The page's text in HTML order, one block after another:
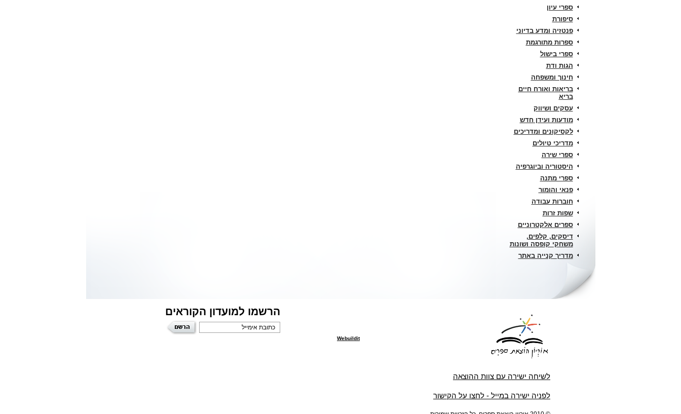
ספרי עיון
סיפורת
פנטזיה ומדע בדיוני
ספרות מתורגמת
ספרי בישול
הגות ודת
חינוך ומשפחה
בריאות ואורח חיים
בריא
עסקים ושיווק
מודעות ועידן חדש
לקסיקונים ומדריכים
מדריכי טיולים
ספרי שירה
היסטוריה וביוגרפיה
ספרי מתנה
פנאי והומור
חוברות עבודה
שפות זרות
ספרים אלקטרוניים
דיסקים, קלפים,
משחקי קופסה ושונות
מדריך קנייה באתר
הרשמו למועדון הקוראים
לשיחה ישירה עם צוות ההוצאה
לפניה ישירה במייל - לחצו על הקישור
Webuildit